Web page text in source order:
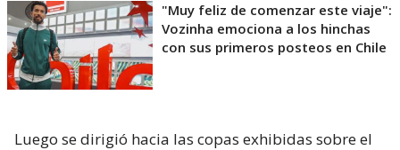
"Muy feliz de comenzar este viaje":
Vozinha emociona a los hinchas
con sus primeros posteos en Chile
Luego se dirigió hacia las copas exhibidas sobre el